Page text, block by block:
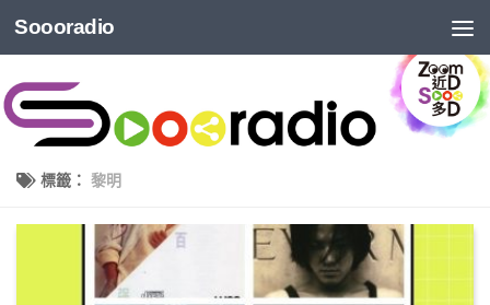
Soooradio
標籤： 黎明